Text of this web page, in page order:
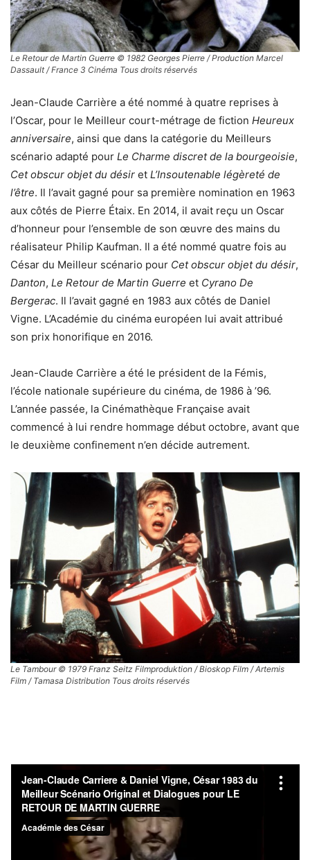
Le Retour de Martin Guerre © 1982 Georges Pierre / Production Marcel
Dassault / France 3 Cinéma Tous droits réservés
Jean-Claude Carrière a été nommé à quatre reprises à
l’Oscar, pour le Meilleur court-métrage de fiction Heureux
anniversaire, ainsi que dans la catégorie du Meilleurs
scénario adapté pour Le Charme discret de la bourgeoisie,
Cet obscur objet du désir et L’Insoutenable légèreté de
l’être. Il l’avait gagné pour sa première nomination en 1963
aux côtés de Pierre Étaix. En 2014, il avait reçu un Oscar
d’honneur pour l’ensemble de son œuvre des mains du
réalisateur Philip Kaufman. Il a été nommé quatre fois au
César du Meilleur scénario pour Cet obscur objet du désir,
Danton, Le Retour de Martin Guerre et Cyrano De
Bergerac. Il l’avait gagné en 1983 aux côtés de Daniel
Vigne. L’Académie du cinéma européen lui avait attribué
son prix honorifique en 2016.
Jean-Claude Carrière a été le président de la Fémis,
l’école nationale supérieure du cinéma, de 1986 à ’96.
L’année passée, la Cinémathèque Française avait
commencé à lui rendre hommage début octobre, avant que
le deuxième confinement n’en décide autrement.
Le Tambour © 1979 Franz Seitz Filmproduktion / Bioskop Film / Artemis
Film / Tamasa Distribution Tous droits réservés